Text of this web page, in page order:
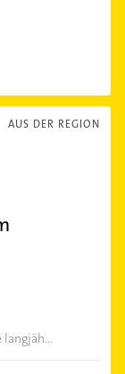
AUS DER REGION